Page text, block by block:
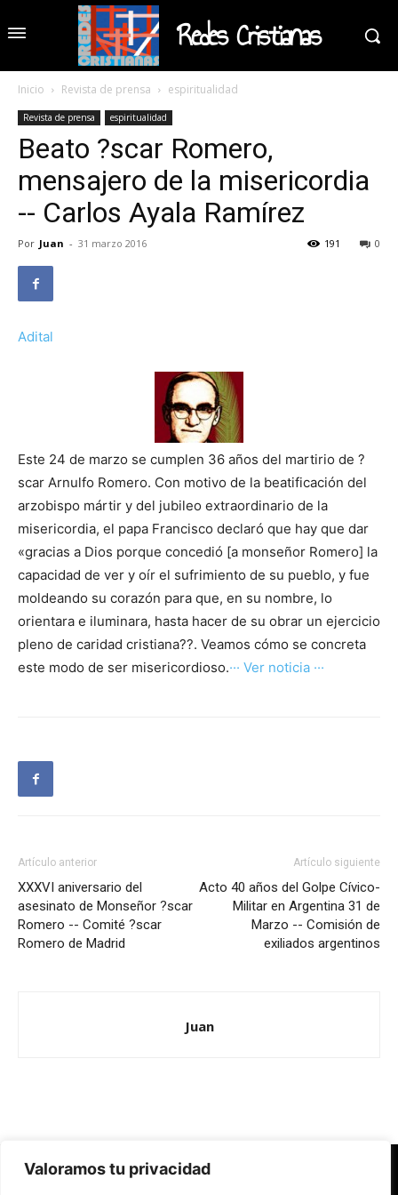
Valoramos tu privacidad
Redes Cristianas
Inicio Revista de prensa espiritualidad
Revista de prensa espiritualidad
Beato ?scar Romero,
mensajero de la misericordia
-- Carlos Ayala Ramírez
Por Juan - 31 marzo 2016 0
191
Adital
Este 24 de marzo se cumplen 36 años del martirio de ?
scar Arnulfo Romero. Con motivo de la beatificación del
arzobispo mártir y del jubileo extraordinario de la
misericordia, el papa Francisco declaró que hay que dar
«gracias a Dios porque concedió [a monseñor Romero] la
capacidad de ver y oír el sufrimiento de su pueblo, y fue
moldeando su corazón para que, en su nombre, lo
orientara e iluminara, hasta hacer de su obrar un ejercicio
pleno de caridad cristiana??. Veamos cómo se concreta
este modo de ser misericordioso.··· Ver noticia ···
Artículo anterior
XXXVI aniversario del
asesinato de Monseñor ?scar
Romero -- Comité ?scar
Romero de Madrid
Artículo siguiente
Acto 40 años del Golpe Cívico-
Militar en Argentina 31 de
Marzo -- Comisión de
exiliados argentinos
Juan
Redes Cristianas